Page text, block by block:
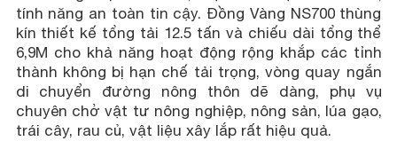
tính năng an toàn tin cậy. Đồng Vàng NS700 thùng
kín thiết kế tổng tải 12.5 tấn và chiếu dài tổng thể
6,9M cho khả năng hoạt động rộng khắp các tỉnh
thành không bị hạn chế tải trọng, vòng quay ngắn
di chuyển đường nông thôn dẽ dàng, phụ vụ
chuyên chở vật tư nông nghiệp, nông sản, lúa gạo,
trái cây, rau củ, vật liệu xây lắp rất hiệu quả.